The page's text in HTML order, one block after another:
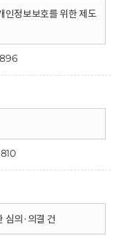
인정보보호를 위한 제도
심의·의결 건